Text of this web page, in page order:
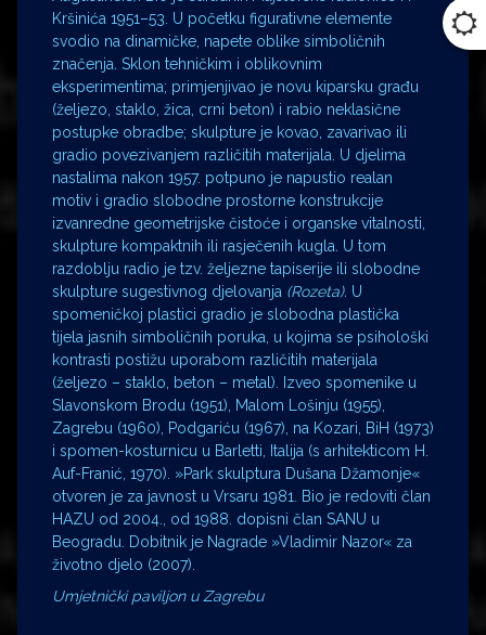
Kršinića 1951–53. U početku figurativne elemente
svodio na dinamičke, napete oblike simboličnih
značenja. Sklon tehničkim i oblikovnim
eksperimentima; primjenjivao je novu kiparsku građu
(željezo, staklo, žica, crni beton) i rabio neklasične
postupke obradbe; skulpture je kovao, zavarivao ili
gradio povezivanjem različitih materijala. U djelima
nastalima nakon 1957. potpuno je napustio realan
motiv i gradio slobodne prostorne konstrukcije
izvanredne geometrijske čistoće i organske vitalnosti,
skulpture kompaktnih ili rasječenih kugla. U tom
razdoblju radio je tzv. željezne tapiserije ili slobodne
skulpture sugestivnog djelovanja (Rozeta). U
spomeničkoj plastici gradio je slobodna plastička
tijela jasnih simboličnih poruka, u kojima se psihološki
kontrasti postižu uporabom različitih materijala
(željezo – staklo, beton – metal). Izveo spomenike u
Slavonskom Brodu (1951), Malom Lošinju (1955),
Zagrebu (1960), Podgariću (1967), na Kozari, BiH (1973)
i spomen-kosturnicu u Barletti, Italija (s arhitekticom H.
Auf-Franić, 1970). »Park skulptura Dušana Džamonje«
otvoren je za javnost u Vrsaru 1981. Bio je redoviti član
HAZU od 2004., od 1988. dopisni član SANU u
Beogradu. Dobitnik je Nagrade »Vladimir Nazor« za
životno djelo (2007).
Umjetnički paviljon u Zagrebu